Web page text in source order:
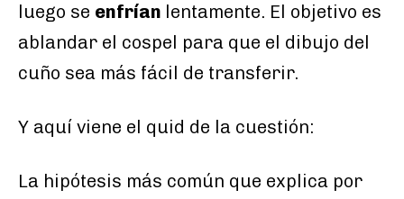
luego se enfrían lentamente. El objetivo es
ablandar el cospel para que el dibujo del
cuño sea más fácil de transferir.
Y aquí viene el quid de la cuestión:
La hipótesis más común que explica por